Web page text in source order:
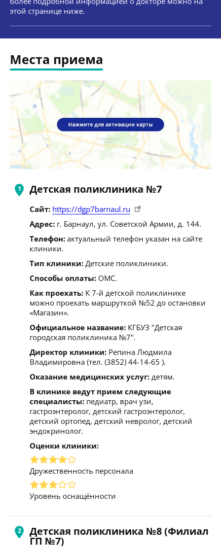
этой странице ниже.
Места приема
Детская поликлиника №7
Сайт: https://dgp7barnaul.ru
Адрес: г. Барнаул, ул. Советской Армии, д. 144.
Телефон: актуальный телефон указан на сайте
клиники.
Тип клиники: Детские поликлиники.
Способы оплаты: ОМС.
Как проехать: К 7-й детской поликлинике
можно проехать маршруткой №52 до остановки
«Магазин».
Официальное название: КГБУЗ "Детская
городская поликлиника №7".
Директор клиники: Репина Людмила
Владимировна (тел. (3852) 44-14-65 ).
Оказание медицинских услуг: детям.
В клинике ведут прием следующие
специалисты: педиатр, врач узи,
гастроэнтеролог, детский гастроэнтеролог,
детский ортопед, детский невролог, детский
эндокринолог.
Оценки клиники:
Дружественность персонала
Уровень оснащённости
Детская поликлиника №8 (Филиал
ГП №7)